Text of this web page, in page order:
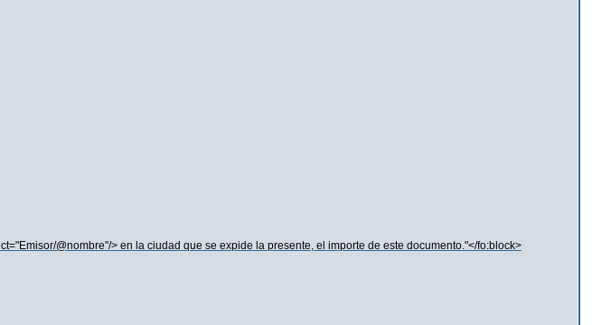
@nombre"/> en la ciudad que se expide la presente, el importe de este documento."</fo:block>